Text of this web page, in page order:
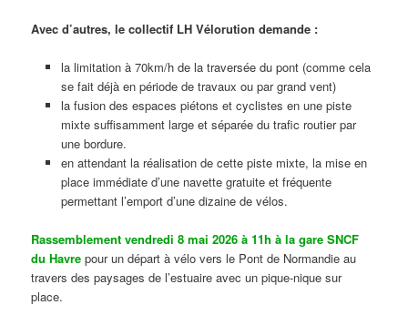
Avec d’autres, le collectif LH Vélorution demande :
la limitation à 70km/h de la traversée du pont (comme cela
se fait déjà en période de travaux ou par grand vent)
la fusion des espaces piétons et cyclistes en une piste
mixte suffisamment large et séparée du trafic routier par
une bordure.
en attendant la réalisation de cette piste mixte, la mise en
place immédiate d’une navette gratuite et fréquente
permettant l’emport d’une dizaine de vélos.
Rassemblement vendredi 8 mai 2026 à 11h à la gare SNCF
du Havre pour un départ à vélo vers le Pont de Normandie au
travers des paysages de l’estuaire avec un pique-nique sur
place.